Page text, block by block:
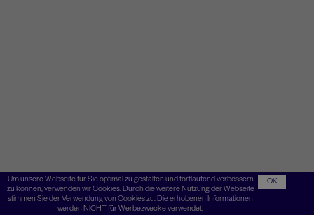
Um unsere Webseite für Sie optimal zu gestalten und fortlaufend verbessern
zu können, verwenden wir Cookies. Durch die weitere Nutzung der Webseite
stimmen Sie der Verwendung von Cookies zu. Die erhobenen Informationen
werden NICHT für Werbezwecke verwendet.
OK